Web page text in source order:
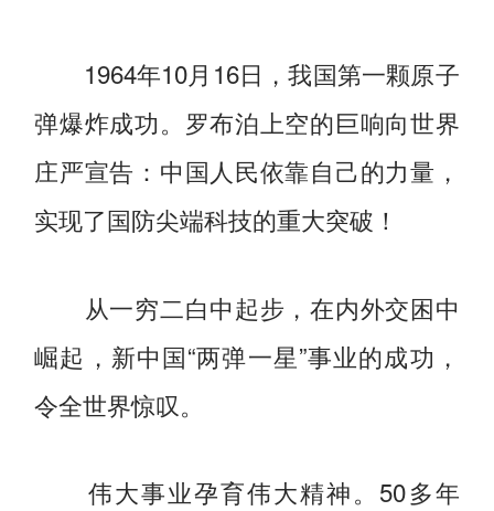
1964年10月16日，我国第一颗原子
弹爆炸成功。罗布泊上空的巨响向世界
庄严宣告：中国人民依靠自己的力量，
实现了国防尖端科技的重大突破！
从一穷二白中起步，在内外交困中
崛起，新中国“两弹一星”事业的成功，
令全世界惊叹。
伟大事业孕育伟大精神。50多年